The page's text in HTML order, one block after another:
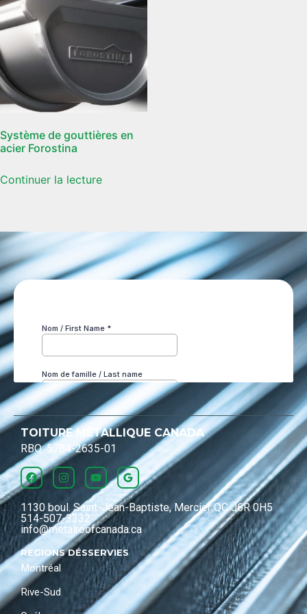
Système de gouttières en
acier Forostina
Continuer la lecture
TOITURE MÉTALLIQUE CANADA
RBQ: 5784-2635-01
1130 boul. Saint-Jean-Baptiste, Mercier QC J6R 0H5
514-507-3332
info@metalroofcanada.ca
RÉGIONS DÉSSERVIES
Montréal
Rive-Sud